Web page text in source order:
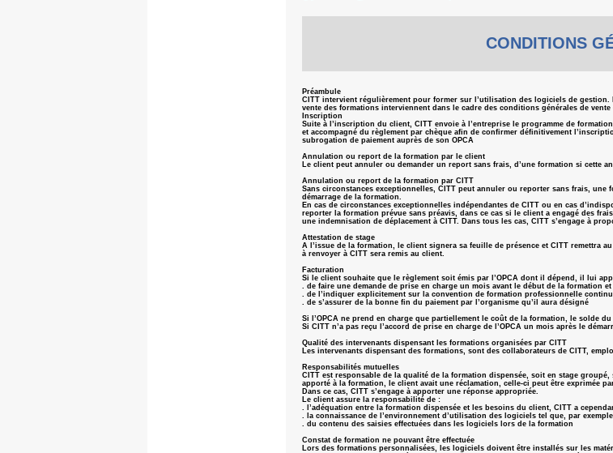
CONDITIONS
Préambule
CITT intervient régulièrement pour former sur l’utilisation des logiciels de
vente des formations interviennent dans le cadre des conditions générales de
Inscription
Suite à l’inscription du client, CITT envoie à l’entreprise le programme de
et accompagné du règlement par chèque afin de confirmer définitivement
subrogation de paiement auprès de son OPCA
Annulation ou report de la formation par le client
Le client peut annuler ou demander un report sans frais, d’une formation si cette
Annulation ou report de la formation par CITT
Sans circonstances exceptionnelles, CITT peut annuler ou reporter sans frais,
démarrage de la formation.
En cas de circonstances exceptionnelles indépendantes de CITT ou en cas
reporter la formation prévue sans préavis, dans ce cas si le client a engagé des
une indemnisation de déplacement à CITT. Dans tous les cas, CITT s’engage à
Attestation de stage
A l’issue de la formation, le client signera sa feuille de présence et CITT remettra
à renvoyer à CITT sera remis au client.
Facturation
Si le client souhaite que le règlement soit émis par l’OPCA dont il dépend, il lui
. de faire une demande de prise en charge un mois avant le début de la formation
. de l’indiquer explicitement sur la convention de formation professionnelle
. de s’assurer de la bonne fin du paiement par l’organisme qu’il aura désigné
Si l’OPCA ne prend en charge que partiellement le coût de la formation, le solde
Si CITT n’a pas reçu l’accord de prise en charge de l’OPCA un mois après le
Qualité des intervenants dispensant les formations organisées par CITT
Les intervenants dispensant des formations, sont des collaborateurs de CITT,
Responsabilités mutuelles
CITT est responsable de la qualité de la formation dispensée, soit en stage
apporté à la formation, le client avait une réclamation, celle-ci peut être exprimée
Dans ce cas, CITT s’engage à apporter une réponse appropriée.
Le client assure la responsabilité de :
. l’adéquation entre la formation dispensée et les besoins du client, CITT a
. la connaissance de l’environnement d’utilisation des logiciels tel que, par
. du contenu des saisies effectuées dans les logiciels lors de la formation
Constat de formation ne pouvant être effectuée
Lors des formations personnalisées, les logiciels doivent être installés sur les